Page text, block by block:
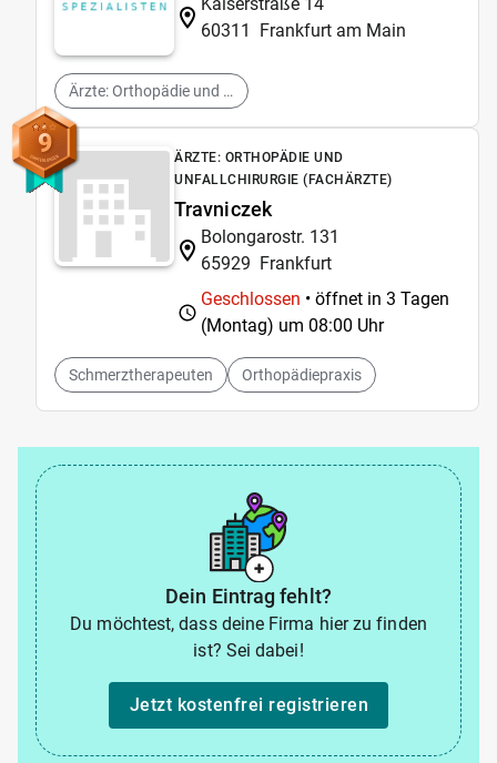
60311
Frankfurt am Main
Ärzte: Orthopädie und Unfallchirurgie (Fachärzte)
9
ÄRZTE: ORTHOPÄDIE UND
UNFALLCHIRURGIE (FACHÄRZTE)
Travniczek
Bolongarostr. 131
65929 Frankfurt
Geschlossen • öffnet in 3 Tagen
(Montag) um 08:00 Uhr
Schmerztherapeuten Orthopädiepraxis
Dein Eintrag fehlt?
Du möchtest, dass deine Firma hier zu finden
ist? Sei dabei!
Jetzt kostenfrei registrieren